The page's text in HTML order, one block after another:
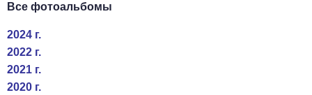
Все фотоальбомы
2024 г.
2022 г.
2021 г.
2020 г.